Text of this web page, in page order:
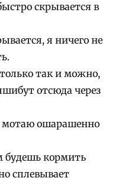
скрывается в
я ничего не
так и можно,
отсюда через
мотаю ошарашенно
будешь кормить
сплевывает